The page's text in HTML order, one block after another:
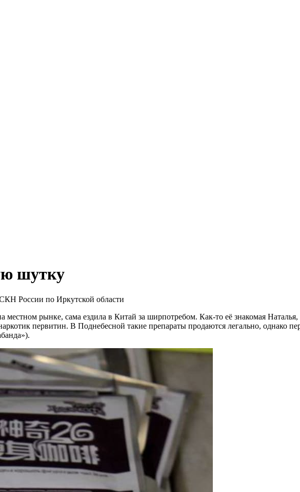
шутку
России по Иркутской области
местном рынке, сама ездила в Китай за ширпотребом. Как-то её знакомая
первитин. В Поднебесной такие препараты продаются легально, однако